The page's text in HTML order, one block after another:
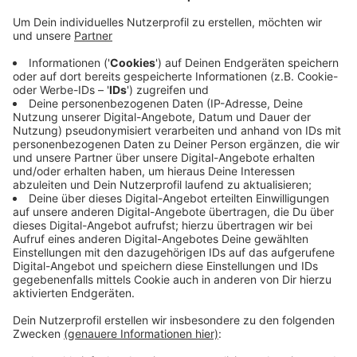
Anzeige
Das hat uns ein Sprecher der Feuerwehr bestätigt. Die
Feuerwehr hat dann nachgelöscht und durchgelüftet.
Im Einsatz waren demnach etwa 40 Leute. Der Grund
für den Brand sei ein technischer Defekt an der
Papierpresse gewesen.
Die Produktion in der Papierfabrik war aber laut einem
Sprecher der Firma nicht betroffen und läuft jetzt
wieder ganz normal weiter.
Anzeige